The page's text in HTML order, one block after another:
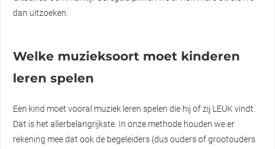
dan uitzoeken.
Welke muzieksoort moet kinderen
leren spelen
Een kind moet vooral muziek leren spelen die hij of zij LEUK vindt.
Dat is het allerbelangrijkste. In onze methode houden we er
rekening mee dat ook de begeleiders (dus ouders of grootouders